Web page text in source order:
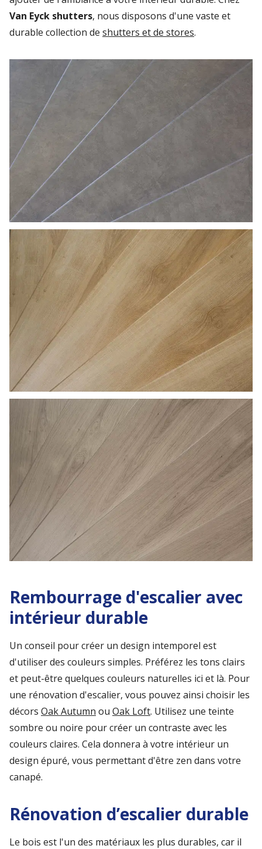
Van Eyck shutters, nous disposons d'une vaste et
durable collection de shutters et de stores.
Rembourrage d'escalier avec
intérieur durable
Un conseil pour créer un design intemporel est
d'utiliser des couleurs simples. Préférez les tons clairs
et peut-être quelques couleurs naturelles ici et là. Pour
une rénovation d'escalier, vous pouvez ainsi choisir les
décors Oak Autumn ou Oak Loft. Utilisez une teinte
sombre ou noire pour créer un contraste avec les
couleurs claires. Cela donnera à votre intérieur un
design épuré, vous permettant d'être zen dans votre
canapé.
Rénovation d’escalier durable
Le bois est l'un des matériaux les plus durables, car il